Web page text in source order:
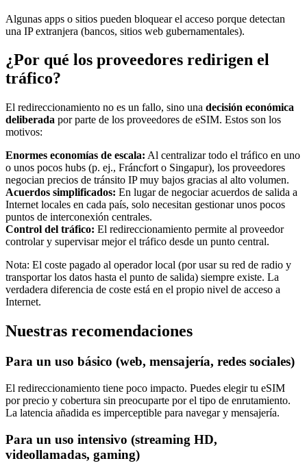
Algunas apps o sitios pueden bloquear el acceso porque detectan
una IP extranjera (bancos, sitios web gubernamentales).
¿Por qué los proveedores redirigen el
tráfico?
El redireccionamiento no es un fallo, sino una decisión económica
deliberada por parte de los proveedores de eSIM. Estos son los
motivos:
Enormes economías de escala: Al centralizar todo el tráfico en uno
o unos pocos hubs (p. ej., Fráncfort o Singapur), los proveedores
negocian precios de tránsito IP muy bajos gracias al alto volumen.
Acuerdos simplificados: En lugar de negociar acuerdos de salida a
Internet locales en cada país, solo necesitan gestionar unos pocos
puntos de interconexión centrales.
Control del tráfico: El redireccionamiento permite al proveedor
controlar y supervisar mejor el tráfico desde un punto central.
Nota: El coste pagado al operador local (por usar su red de radio y
transportar los datos hasta el punto de salida) siempre existe. La
verdadera diferencia de coste está en el propio nivel de acceso a
Internet.
Nuestras recomendaciones
Para un uso básico (web, mensajería, redes sociales)
El redireccionamiento tiene poco impacto. Puedes elegir tu eSIM
por precio y cobertura sin preocuparte por el tipo de enrutamiento.
La latencia añadida es imperceptible para navegar y mensajería.
Para un uso intensivo (streaming HD,
videollamadas, gaming)